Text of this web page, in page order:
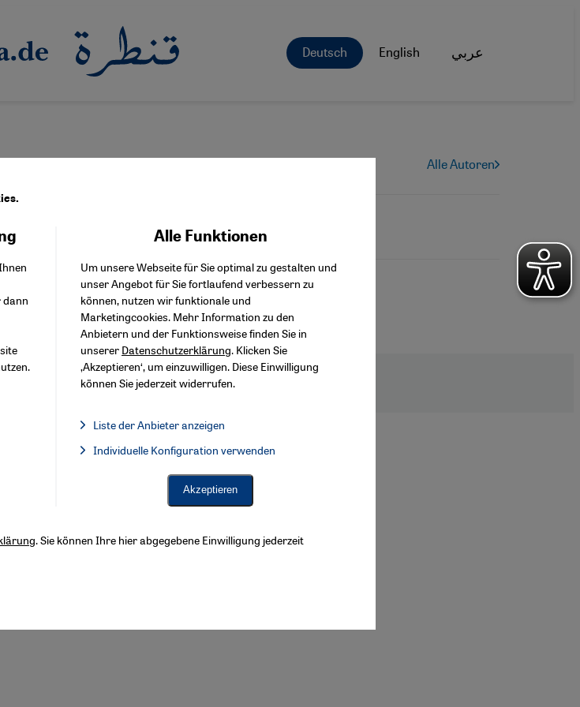
Deutsch English عربي
Alle Autoren
ImpressumDatenschutzerklärungBarrierefreiheitserklärung
dann
Alle Funktionen
Um unsere Webseite für Sie optimal zu gestalten und
unser Angebot für Sie fortlaufend verbessern zu
können, nutzen wir funktionale und
Marketingcookies. Mehr Information zu den
Anbietern und der Funktionsweise finden Sie in
unserer Datenschutzerklärung. Klicken Sie
‚Akzeptieren‘, um einzuwilligen. Diese Einwilligung
können Sie jederzeit widerrufen.
Liste der Anbieter anzeigen
Facebook Embed / Facebook Connect, Google Maps Embed, Google Tag Manager, Instagram Embed,
Facebook Embed / Facebook Connect
Twitter Embed
Instagram Embed
Youtube Embed
Google Maps Embed
Individuelle Konfiguration verwenden
Akzeptieren
. Sie können Ihre hier abgegebene Einwilligung jederzeit